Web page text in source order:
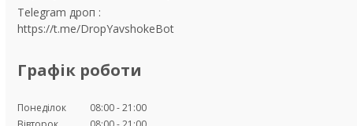
Telegram дроп
https://t.me/DropYavshokeBot
Графік роботи
Понеділок 08:00 21:00